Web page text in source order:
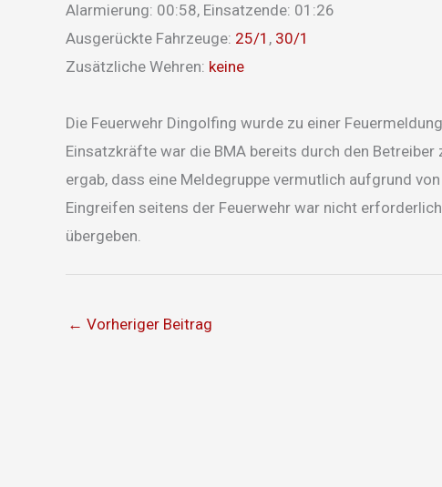
Alarmierung: 00:58, Einsatzende: 01:26
Ausgerückte Fahrzeuge: 25/1 , 30/1
Zusätzliche Wehren: keine
Die Feuerwehr Dingolfing wurde zu einer
Einsatzkräfte war die BMA bereits durch den
ergab, dass eine Meldegruppe vermutlich aufgrund
Eingreifen seitens der Feuerwehr war nicht
übergeben.
← Vorheriger Beitrag